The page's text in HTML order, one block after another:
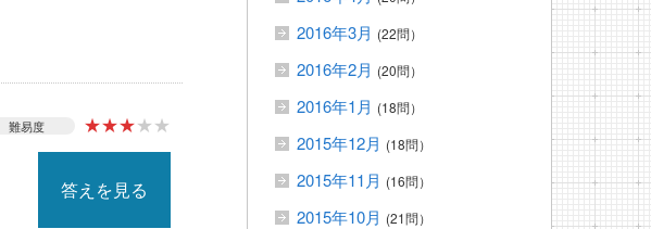
難易度 ★★★★★
答えを見る
2016年3月 (22問）
2016年2月 (20問）
2016年1月 (18問）
2015年12月 (18問）
2015年11月 (16問）
2015年10月 (21問）